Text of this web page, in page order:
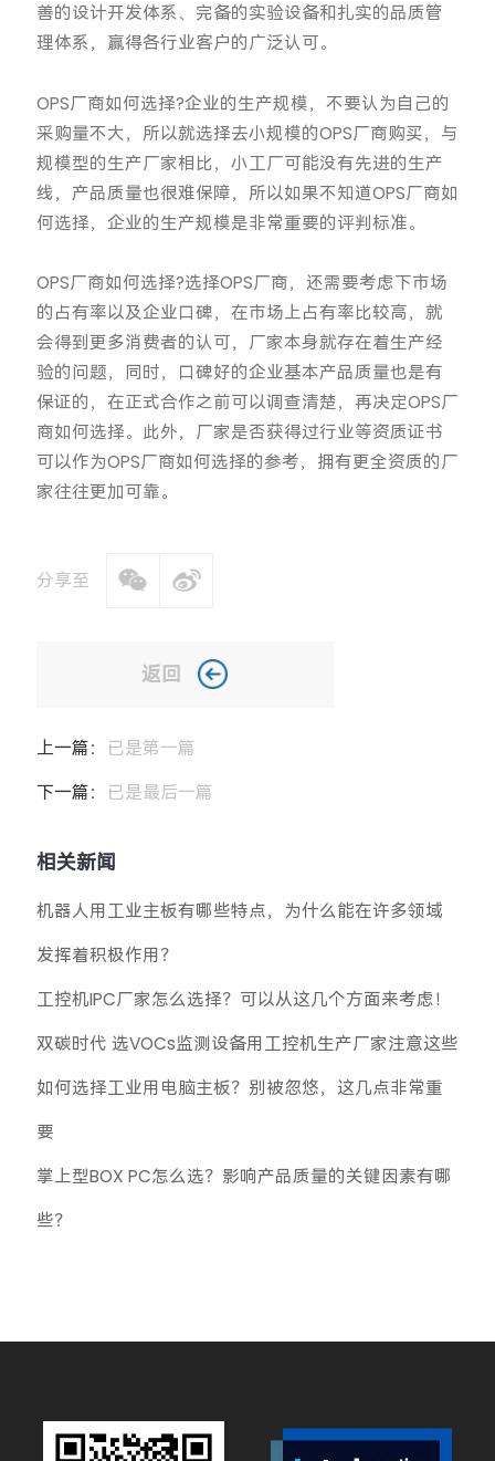
善的设计开发体系、完备的实验设备和扎实的品质管
理体系，赢得各行业客户的广泛认可。
OPS厂商如何选择?企业的生产规模，不要认为自己的
采购量不大，所以就选择去小规模的OPS厂商购买，与
规模型的生产厂家相比，小工厂可能没有先进的生产
线，产品质量也很难保障，所以如果不知道OPS厂商如
何选择，企业的生产规模是非常重要的评判标准。
OPS厂商如何选择?选择OPS厂商，还需要考虑下市场
的占有率以及企业口碑，在市场上占有率比较高，就
会得到更多消费者的认可，厂家本身就存在着生产经
验的问题，同时，口碑好的企业基本产品质量也是有
保证的，在正式合作之前可以调查清楚，再决定OPS厂
商如何选择。此外，厂家是否获得过行业等资质证书
可以作为OPS厂商如何选择的参考，拥有更全资质的厂
家往往更加可靠。
分享至
返回
上一篇： 已是第一篇
下一篇： 已是最后一篇
相关新闻
机器人用工业主板有哪些特点，为什么能在许多领域
发挥着积极作用？
工控机IPC厂家怎么选择？可以从这几个方面来考虑！
双碳时代 选VOCs监测设备用工控机生产厂家注意这些
如何选择工业用电脑主板？别被忽悠，这几点非常重
要
掌上型BOX PC怎么选？影响产品质量的关键因素有哪
些？